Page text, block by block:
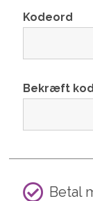
Kodeord
Bekræft
Betal